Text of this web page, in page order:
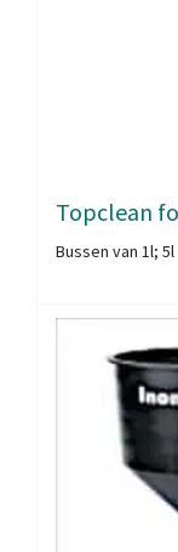
Topclean
Bussen van 1l; 5l